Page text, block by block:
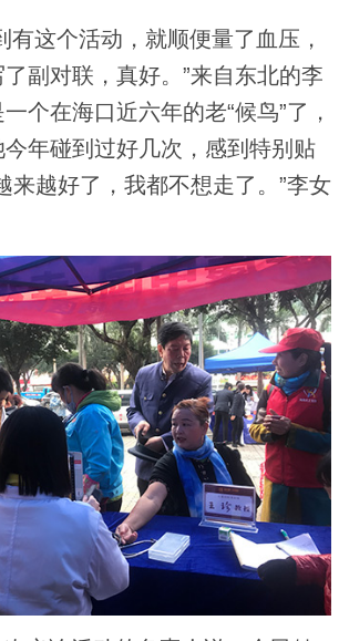
有这个活动，就顺便量了血压，
副对联，真好。”来自东北的李
个在海口近六年的老“候鸟”了，
年碰到过好几次，感到特别贴
来越好了，我都不想走了。”李女